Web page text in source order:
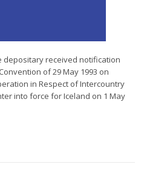
depositary received notification
of 29 May 1993 on
in Respect of Intercountry
into force for Iceland on 1 May